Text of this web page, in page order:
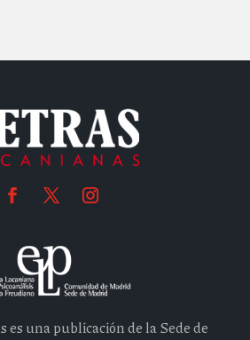
es una publicación de la Sede de